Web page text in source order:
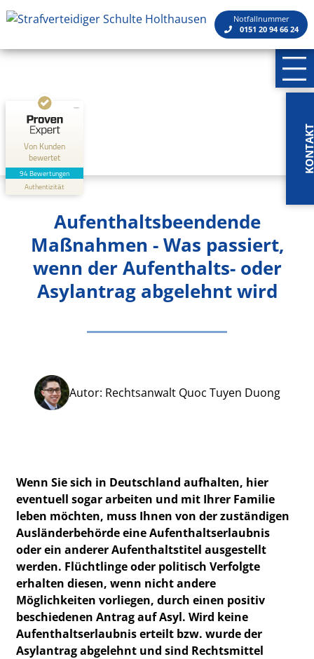
Notfallnummer
0151 20 94 66 24
Aufenthaltsbeendende
Maßnahmen - Was passiert,
wenn der Aufenthalts- oder
Asylantrag abgelehnt wird
Autor: Rechtsanwalt Quoc Tuyen Duong
Wenn Sie sich in Deutschland aufhalten, hier
eventuell sogar arbeiten und mit Ihrer Familie
leben möchten, muss Ihnen von der zuständigen
Ausländerbehörde eine Aufenthaltserlaubnis
oder ein anderer Aufenthaltstitel ausgestellt
werden. Flüchtlinge oder politisch Verfolgte
erhalten diesen, wenn nicht andere
Möglichkeiten vorliegen, durch einen positiv
beschiedenen Antrag auf Asyl. Wird keine
Aufenthaltserlaubnis erteilt bzw. wurde der
Asylantrag abgelehnt und sind Rechtsmittel
Von Kunden
bewertet
94 Bewertungen
Authentizität
Rechtsanwaltskanzlei Schulte Holthausen
100%
SEHR GUT
89
Bewertungen von 2
anderen Quellen
Blick aufs ProvenExpert-Profil werfen